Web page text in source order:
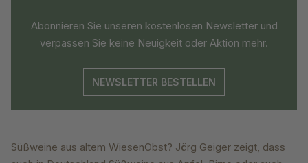
Abonnieren Sie unseren kostenlosen Newsletter und
verpassen Sie keine Neuigkeit oder Aktion mehr.
NEWSLETTER BESTELLEN
Süßweine aus altem WiesenObst? Jörg Geiger zeigt, dass